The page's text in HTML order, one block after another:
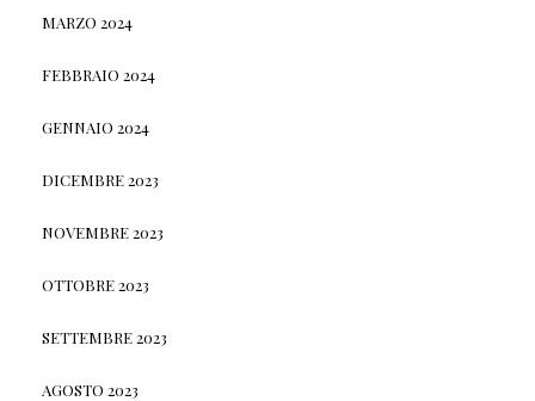
MARZO 2024
FEBBRAIO 2024
GENNAIO 2024
DICEMBRE 2023
NOVEMBRE 2023
OTTOBRE 2023
SETTEMBRE 2023
AGOSTO 2023